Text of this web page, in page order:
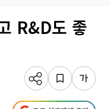
R&D도 좋